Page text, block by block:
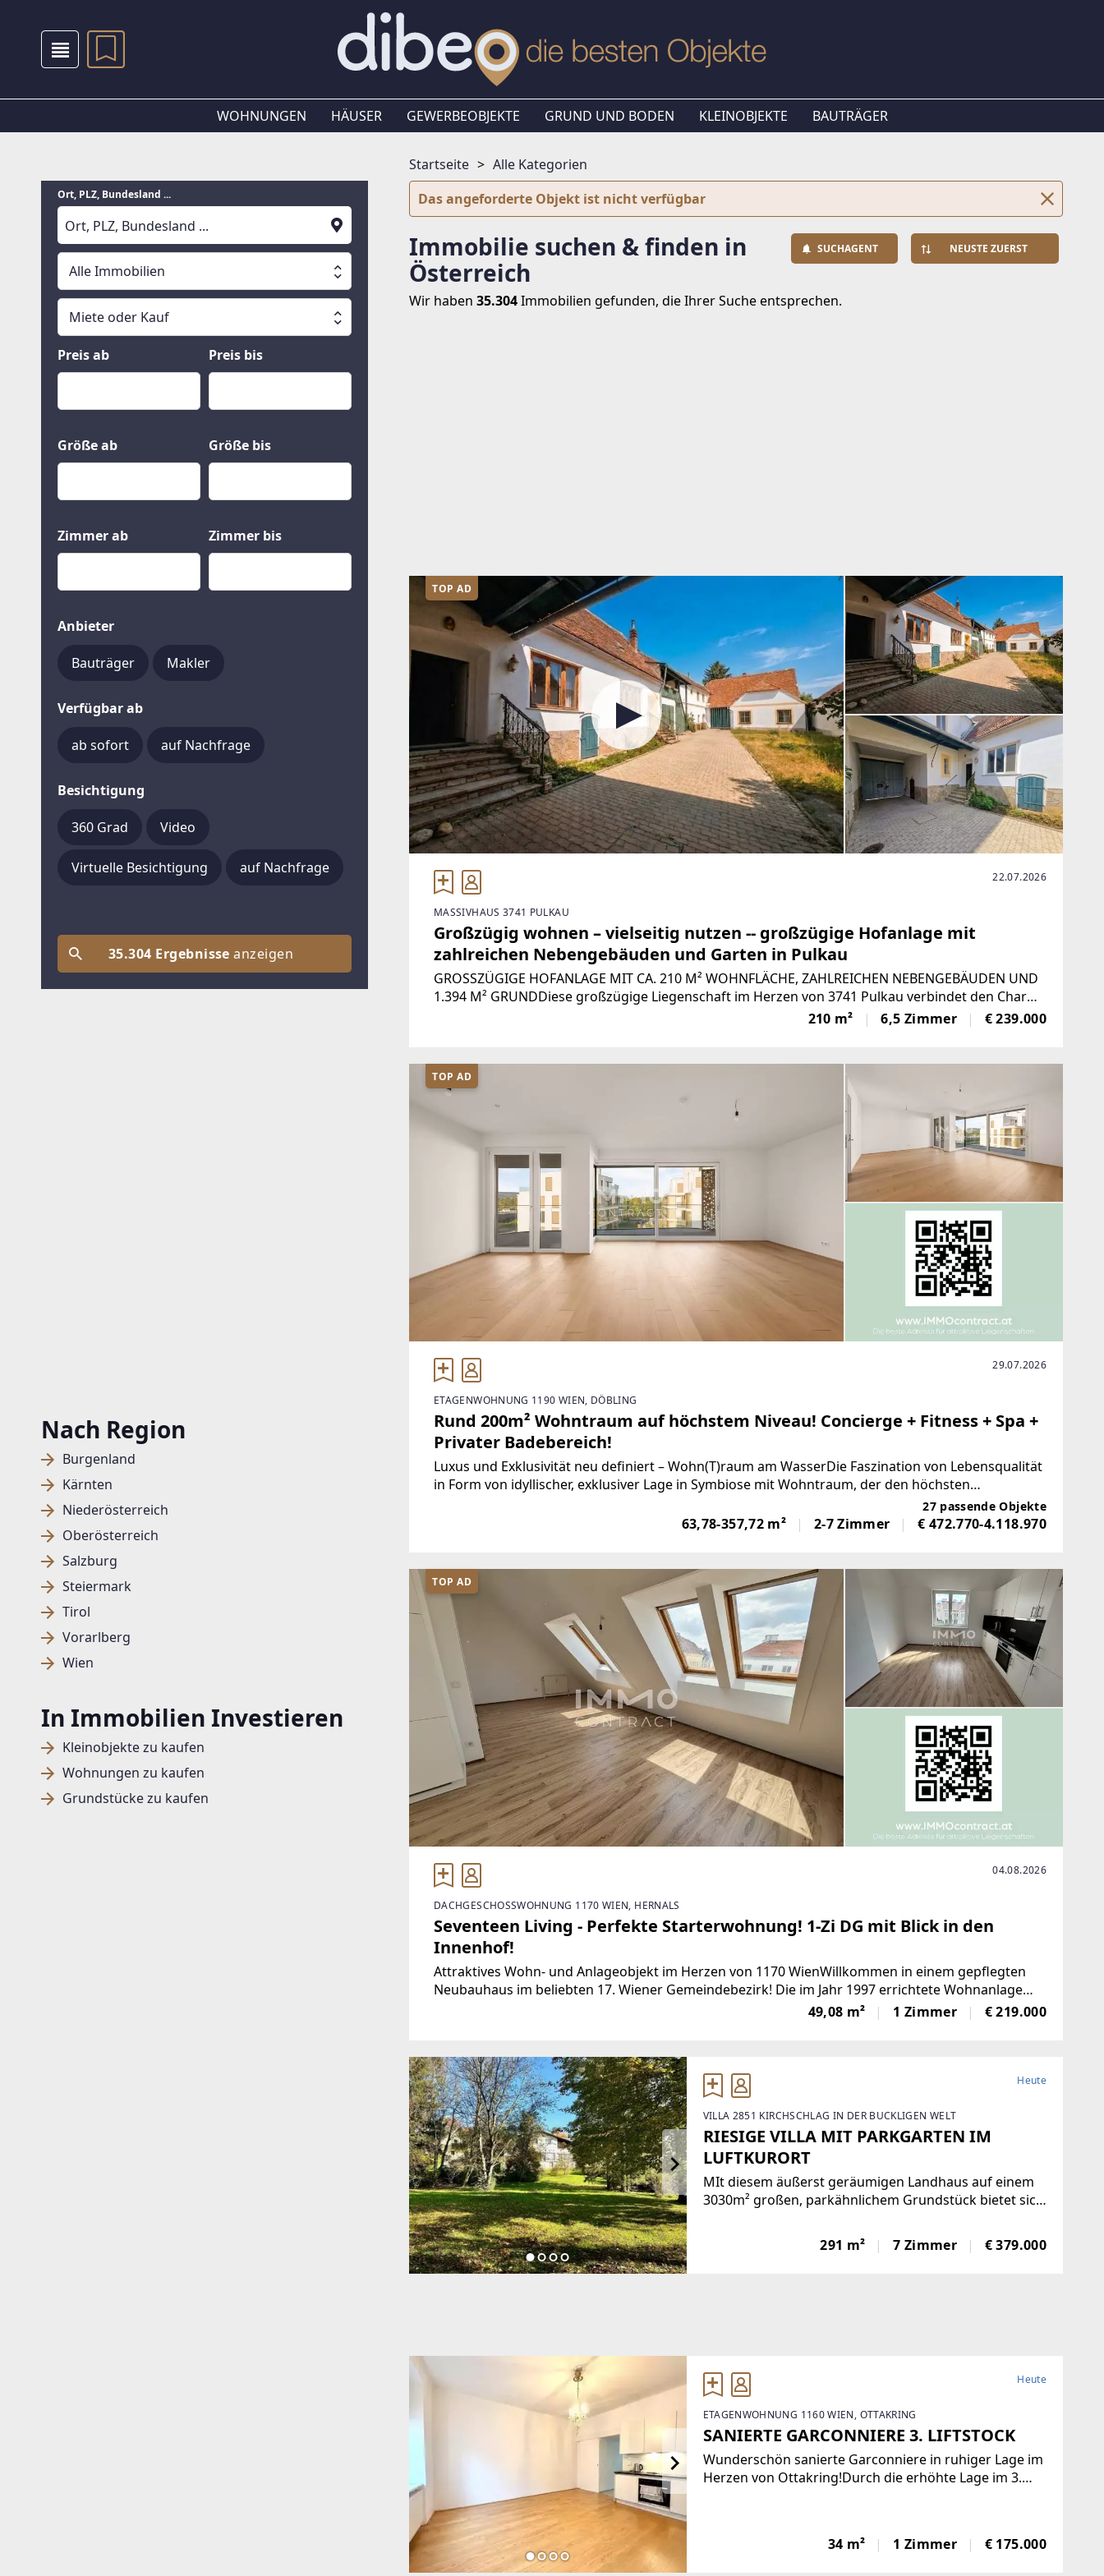
WOHNUNGEN HÄUSER GEWERBEOBJEKTE GRUND UND BODEN KLEINOBJEKTE BAUTRÄGER
Ort, PLZ, Bundesland ...
Suche läuft
Alle Immobilien
Alle Immobilien
Häuser
Grund und Boden
Miete oder Kauf
Miete oder Kauf
Kauf
Preis ab Preis bis
Größe ab Größe bis
Zimmer ab Zimmer bis
Anbieter
Bauträger Makler
Verfügbar ab
ab sofort auf Nachfrage
Besichtigung
360 Grad Video
Virtuelle Besichtigung auf Nachfrage
35.304 Ergebnisseanzeigen
Nach Region
Burgenland
Kärnten
Niederösterreich
Oberösterreich
Salzburg
Steiermark
Tirol
Vorarlberg
Wien
In Immobilien Investieren
Kleinobjekte zu kaufen
Wohnungen zu kaufen
Grundstücke zu kaufen
Startseite
Alle Kategorien
Das angeforderte Objekt ist nicht verfügbar
Immobilie suchen & finden in
Österreich
SUCHAGENT NEUSTE ZUERST
Wir haben 35.304Immobilien gefunden, die Ihrer Suche entsprechen.
TOP AD
22.07.2026
MASSIVHAUS 3741 PULKAU
Großzügig wohnen – vielseitig nutzen -- großzügige Hofanlage mit
zahlreichen Nebengebäuden und Garten in Pulkau
GROSSZÜGIGE HOFANLAGE MIT CA. 210 M² WOHNFLÄCHE, ZAHLREICHEN NEBENGEBÄUDEN UND
1.394 M² GRUNDDiese großzügige Liegenschaft im Herzen von 3741 Pulkau verbindet den Charme
einer klassischen Weinviertler Hofanlage mit vielseitigen Nutzungsmöglichkeiten.
210 m² 6,5 Zimmer € 239.000
TOP AD
29.07.2026
ETAGENWOHNUNG 1190 WIEN, DÖBLING
Rund 200m² Wohntraum auf höchstem Niveau! Concierge + Fitness + Spa +
Privater Badebereich!
Luxus und Exklusivität neu definiert – Wohn(T)raum am WasserDie Faszination von Lebensqualität
in Form von idyllischer, exklusiver Lage in Symbiose mit Wohntraum, der den höchsten
27 passende Objekte
63,78-357,72 m² 2-7 Zimmer € 472.770-4.118.970
TOP AD
04.08.2026
DACHGESCHOSSWOHNUNG 1170 WIEN, HERNALS
Seventeen Living - Perfekte Starterwohnung! 1-Zi DG mit Blick in den
Innenhof!
Attraktives Wohn- und Anlageobjekt im Herzen von 1170 WienWillkommen in einem gepflegten
Neubauhaus im beliebten 17. Wiener Gemeindebezirk! Die im Jahr 1997 errichtete Wohnanlage
umfasst insgesamt 44 Wohneinheiten und vereint zeitgemäßen Wohnkomfort
49,08 m² 1 Zimmer € 219.000
Heute
VILLA 2851 KIRCHSCHLAG IN DER BUCKLIGEN WELT
RIESIGE VILLA MIT PARKGARTEN IM
LUFTKURORT
MIt diesem äußerst geräumigen Landhaus auf einem
3030m² großen, parkähnlichem Grundstück bietet sich
in der beliebten Gemeinde Krumbach zu schaffen!Das
1972 in Ziegelbauweise errichtete Haus
291 m² 7 Zimmer € 379.000
Heute
ETAGENWOHNUNG 1160 WIEN, OTTAKRING
SANIERTE GARCONNIERE 3. LIFTSTOCK
Wunderschön sanierte Garconniere in ruhiger Lage im
Herzen von Ottakring!Durch die erhöhte Lage im 3.
34 m² 1 Zimmer € 175.000